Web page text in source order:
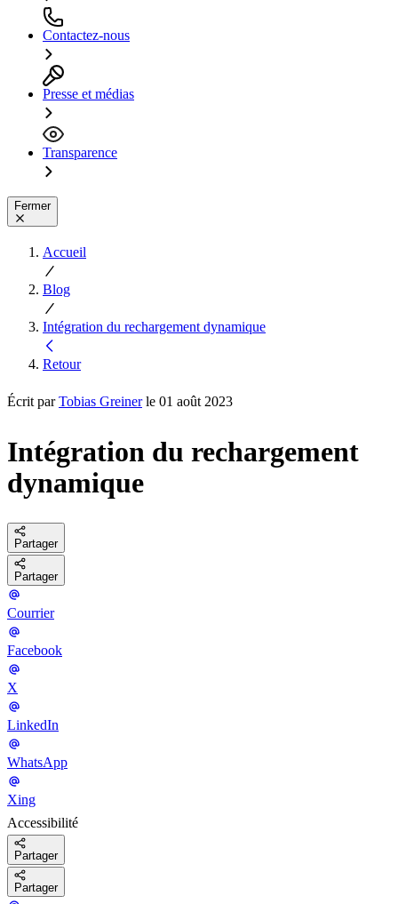
Contactez-nous
Presse et médias
Transparence
Fermer
Accueil
Blog
Intégration du rechargement dynamique
Retour
Écrit parTobias Greinerle 01 août 2023
Intégration du rechargement
dynamique
Partager
Partager
Courrier
Facebook
X
LinkedIn
WhatsApp
Xing
Accessibilité
Partager
Partager